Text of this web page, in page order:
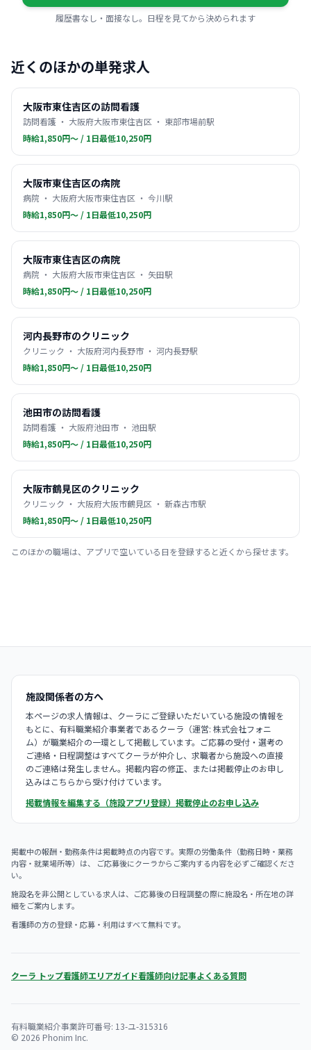
履歴書なし・面接なし。日程を見てから決められます
近くのほかの単発求人
大阪市東住吉区の訪問看護
訪問看護 ・ 大阪府大阪市東住吉区 ・ 東部市場前駅
時給1,850円〜 / 1日最低10,250円
大阪市東住吉区の病院
病院 ・ 大阪府大阪市東住吉区 ・ 今川駅
時給1,850円〜 / 1日最低10,250円
大阪市東住吉区の病院
病院 ・ 大阪府大阪市東住吉区 ・ 矢田駅
時給1,850円〜 / 1日最低10,250円
河内長野市のクリニック
クリニック ・ 大阪府河内長野市 ・ 河内長野駅
時給1,850円〜 / 1日最低10,250円
池田市の訪問看護
訪問看護 ・ 大阪府池田市 ・ 池田駅
時給1,850円〜 / 1日最低10,250円
大阪市鶴見区のクリニック
クリニック ・ 大阪府大阪市鶴見区 ・ 新森古市駅
時給1,850円〜 / 1日最低10,250円
このほかの職場は、アプリで空いている日を登録すると近くから探せます。
施設関係者の方へ
本ページの求人情報は、クーラにご登録いただいている施設の情報を
もとに、有料職業紹介事業者であるクーラ（運営: 株式会社フォニ
ム）が職業紹介の一環として掲載しています。ご応募の受付・選考の
ご連絡・日程調整はすべてクーラが仲介し、求職者から施設への直接
のご連絡は発生しません。掲載内容の修正、または掲載停止のお申し
込みはこちらから受け付けています。
掲載情報を編集する（施設アプリ登録） 掲載停止のお申し込み
掲載中の報酬・勤務条件は掲載時点の内容です。実際の労働条件（勤務日時・業務
内容・就業場所等）は、 ご応募後にクーラからご案内する内容を必ずご確認くださ
い。
施設名を非公開としている求人は、ご応募後の日程調整の際に施設名・所在地の詳
細をご案内します。
看護師の方の登録・応募・利用はすべて無料です。
クーラ トップ看護師エリアガイド看護師向け記事よくある質問
有料職業紹介事業許可番号: 13-ユ-315316
© 2026 Phonim Inc.